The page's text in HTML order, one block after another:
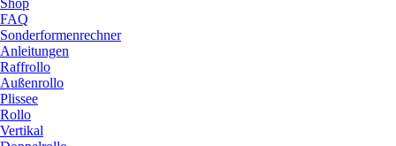
Shop
FAQ
Sonderformenrechner
Anleitungen
Raffrollo
Außenrollo
Plissee
Rollo
Vertikal